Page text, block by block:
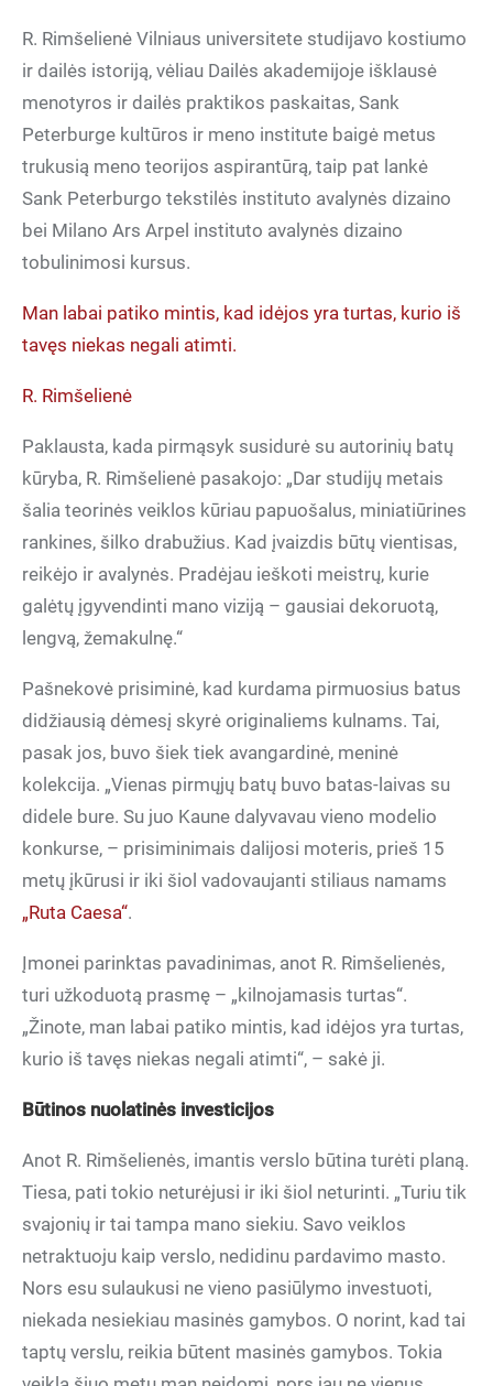
R. Rimšelienė Vilniaus universitete studijavo kostiumo
ir dailės istoriją, vėliau Dailės akademijoje išklausė
menotyros ir dailės praktikos paskaitas, Sank
Peterburge kultūros ir meno institute baigė metus
trukusią meno teorijos aspirantūrą, taip pat lankė
Sank Peterburgo tekstilės instituto avalynės dizaino
bei Milano Ars Arpel instituto avalynės dizaino
tobulinimosi kursus.
Man labai patiko mintis, kad idėjos yra turtas, kurio iš
tavęs niekas negali atimti.
R. Rimšelienė
Paklausta, kada pirmąsyk susidurė su autorinių batų
kūryba, R. Rimšelienė pasakojo: „Dar studijų metais
šalia teorinės veiklos kūriau papuošalus, miniatiūrines
rankines, šilko drabužius. Kad įvaizdis būtų vientisas,
reikėjo ir avalynės. Pradėjau ieškoti meistrų, kurie
galėtų įgyvendinti mano viziją – gausiai dekoruotą,
lengvą, žemakulnę.“
Pašnekovė prisiminė, kad kurdama pirmuosius batus
didžiausią dėmesį skyrė originaliems kulnams. Tai,
pasak jos, buvo šiek tiek avangardinė, meninė
kolekcija. „Vienas pirmųjų batų buvo batas-laivas su
didele bure. Su juo Kaune dalyvavau vieno modelio
konkurse, – prisiminimais dalijosi moteris, prieš 15
metų įkūrusi ir iki šiol vadovaujanti stiliaus namams
„Ruta Caesa“.
Įmonei parinktas pavadinimas, anot R. Rimšelienės,
turi užkoduotą prasmę – „kilnojamasis turtas“.
„Žinote, man labai patiko mintis, kad idėjos yra turtas,
kurio iš tavęs niekas negali atimti“, – sakė ji.
Būtinos nuolatinės investicijos
Anot R. Rimšelienės, imantis verslo būtina turėti planą.
Tiesa, pati tokio neturėjusi ir iki šiol neturinti. „Turiu tik
svajonių ir tai tampa mano siekiu. Savo veiklos
netraktuoju kaip verslo, nedidinu pardavimo masto.
Nors esu sulaukusi ne vieno pasiūlymo investuoti,
niekada nesiekiau masinės gamybos. O norint, kad tai
taptų verslu, reikia būtent masinės gamybos. Tokia